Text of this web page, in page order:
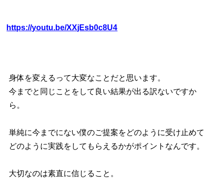
https://youtu.be/XXjEsb0c8U4
身体を変えるって大変なことだと思います。
今までと同じことをして良い結果が出る訳ないですか
ら。
単純に今までにない僕のご提案をどのように受け止めて
どのように実践をしてもらえるかがポイントなんです。
大切なのは素直に信じること。